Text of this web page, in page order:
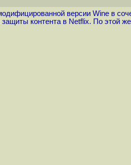
версии Wine в
контента в Netflix. По этой